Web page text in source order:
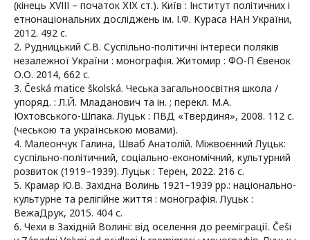
(кінець ХVІІІ – початок ХІХ ст.). Київ : Інститут політичних і
етнонаціональних досліджень ім. І.Ф. Кураса НАН України,
2012. 492 с.
2. Рудницький С.В. Суспільно-політичні інтереси поляків
незалежної України : монографія. Житомир : ФО-П Євенок
О.О. 2014, 662 с.
3. Česká matice školská. Чеська загальноосвітня школа /
упоряд. : Л.Й. Младанович та ін. ; перекл. М.А.
Юхтовського-Шпака. Луцьк : ПВД «Твердиня», 2008. 112 с.
(чеською та українською мовами).
4. Малеончук Галина, Шваб Анатолій. Міжвоєнний Луцьк:
суспільно-політичний, соціально-економічний, культурний
розвиток (1919–1939). Луцьк : Терен, 2022. 216 с.
5. Крамар Ю.В. Західна Волинь 1921–1939 рр.: національно-
культурне та релігійне життя : монографія. Луцьк :
ВежаДрук, 2015. 404 с.
6. Чехи в Західній Волині: від оселення до рееміграції. Češi